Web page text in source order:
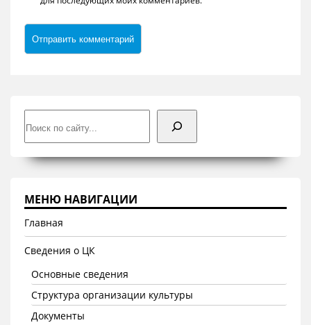
МЕНЮ НАВИГАЦИИ
Главная
Сведения о ЦК
Основные сведения
Структура организации культуры
Документы